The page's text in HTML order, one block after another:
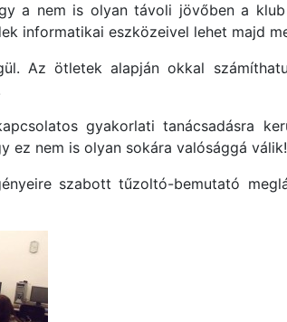
a nem is olyan távoli jövőben a
informatikai eszközeivel lehet majd
Az ötletek alapján okkal
gyakorlati tanácsadásra
ez nem is olyan sokára valósággá válik!
szabott tűzoltó-bemutató